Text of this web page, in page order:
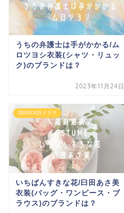
うちの弁護士は手がかかる/ム
ロツヨシ衣装(シャツ・リュッ
ク)のブランドは？
2023年11月24日
2023年10月ドラマ
いちばんすきな花/臼田あさ美
衣装(バッグ・ワンピース・ブ
ラウス)のブランドは？